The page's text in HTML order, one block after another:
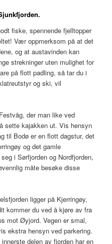
fiske, spennende fjelltopper
Vær oppmerksom på at det
og at austavinden kan
strekninger uten mulighet for
på flott padling, så tar du i
og ski, vil
der man like ved
sette kajakken ut. Vis hensyn
til Bodø er en flott dagstur, det
og det gamle
i Sørfjorden og Nordfjorden,
måte besøke disse
ligger på Kjerringøy,
kommer du ved å kjøre av fra
mot Øyjord. Vegen er smal,
ekstra hensyn ved parkering.
innerste delen av fjorden har en